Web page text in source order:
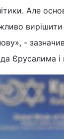
Але
вирішити
-
Єрусалима і